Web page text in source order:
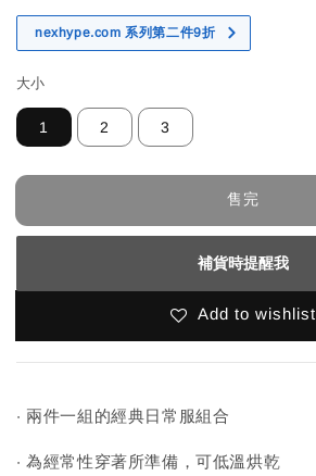
nexhype.com 系列第二件9折
大小
1 2 3
售完
補貨時提醒我
Add to wishlist
‧ 兩件一組的經典日常服組合
‧ 為經常性穿著所準備，可低溫烘乾